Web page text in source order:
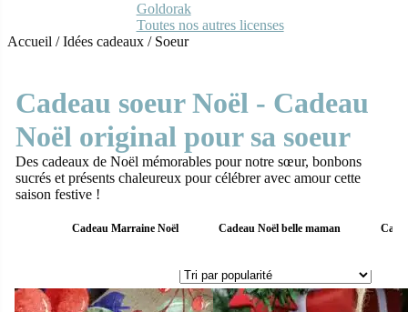
Goldorak
Toutes nos autres licenses
Accueil /Idées cadeaux / Soeur
Cadeau soeur Noël - Cadeau
Noël original pour sa soeur
Des cadeaux de Noël mémorables pour notre sœur, bonbons
sucrés et présents chaleureux pour célébrer avec amour cette
saison festive !
Cadeau Marraine Noël Cadeau Noël belle maman